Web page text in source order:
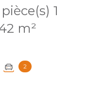
chambre(s) 42 m²
2